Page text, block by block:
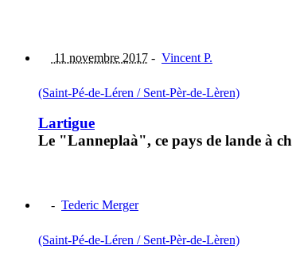
11 novembre 2017 - Vincent P.
(Saint-Pé-de-Léren / Sent-Pèr-de-Lèren)
Lartigue
Le "Lanneplaà", ce pays de lande à
- Tederic Merger
(Saint-Pé-de-Léren / Sent-Pèr-de-Lèren)